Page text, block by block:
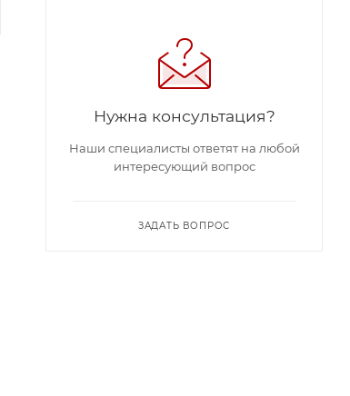
Нужна консультация?
Наши специалисты ответят на любой
интересующий вопрос
ЗАДАТЬ ВОПРОС